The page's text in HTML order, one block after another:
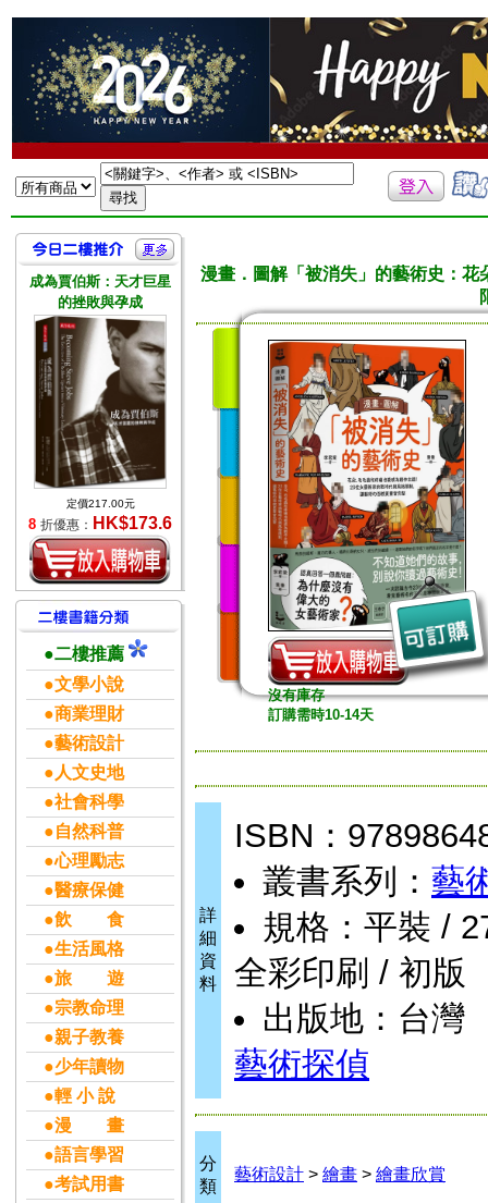
成為賈伯斯：天才巨星
的挫敗與孕成
定價217.00元
8 折優惠： HK$173.6
●二樓推薦
●文學小說
●商業理財
●藝術設計
●人文史地
●社會科學
●自然科普
●心理勵志
●醫療保健
●飲 食
●生活風格
●旅 遊
●宗教命理
●親子教養
●少年讀物
●輕 小 說
●漫 畫
●語言學習
●考試用書
漫畫．圖解「被消失」的藝術史：
沒有庫存
訂購需時10-14天
詳
細
資
料
ISBN：
叢書系列： 藝
規格：平裝 /
全彩印刷 / 初版
出版地：台灣
藝術探偵
分
類
藝術設計 > 繪畫 > 繪畫欣賞